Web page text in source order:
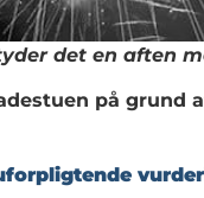
det en aften
på grund